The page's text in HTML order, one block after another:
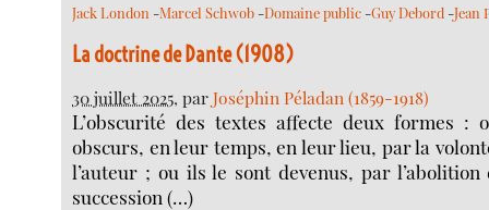
Jack London -Marcel Schwob -Domaine public -Guy Debord -Jean
La doctrine de Dante (1908)
30 juillet 2025, parJoséphin Péladan (1859-1918)
L’obscurité des textes affecte deux formes :
obscurs, en leur temps, en leur lieu, par la
l’auteur ; ou ils le sont devenus, par
succession (…)